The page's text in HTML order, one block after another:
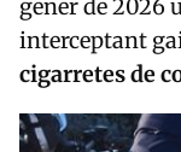
gener de 2026
interceptant
cigarretes de